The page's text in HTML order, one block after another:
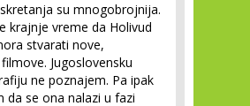
su mnogobrojnija.
krajnje vreme da Holivud
stvarati nove,
Jugoslovensku
ne poznajem. Pa ipak
da se ona nalazi u fazi